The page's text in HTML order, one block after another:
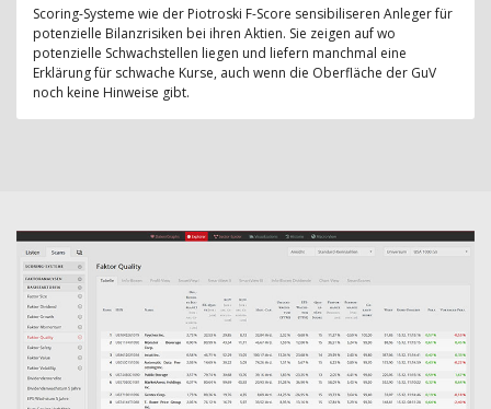
Scoring-Systeme wie der Piotroski F-Score sensibiliseren Anleger für
potenzielle Bilanzrisiken bei ihren Aktien. Sie zeigen auf wo
potenzielle Schwachstellen liegen und liefern manchmal eine
Erklärung für schwache Kurse, auch wenn die Oberfläche der GuV
noch keine Hinweise gibt.